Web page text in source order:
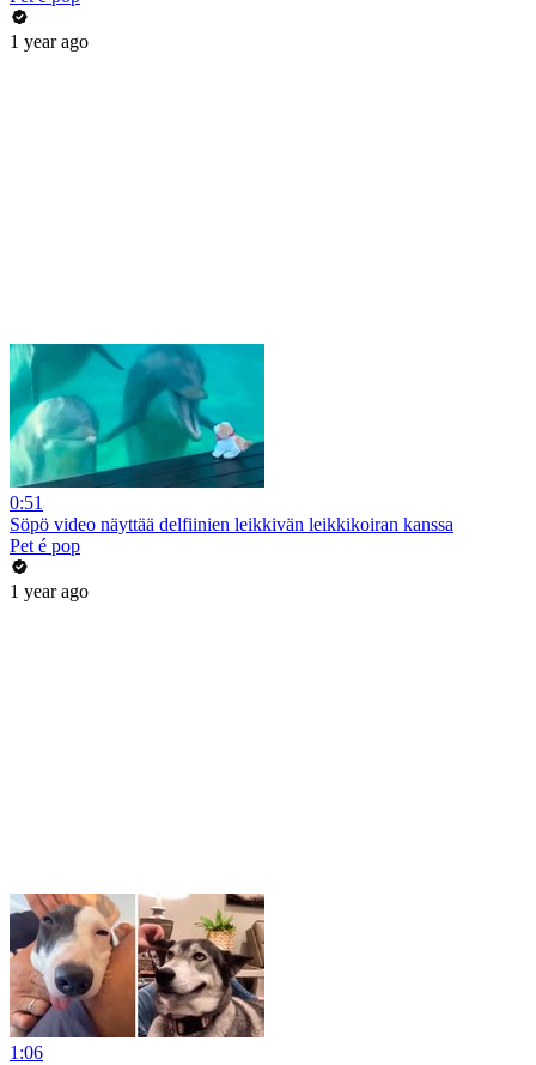
1 year ago
0:51
Söpö video näyttää delfiinien leikkivän leikkikoiran kanssa
Pet é pop
1 year ago
1:06